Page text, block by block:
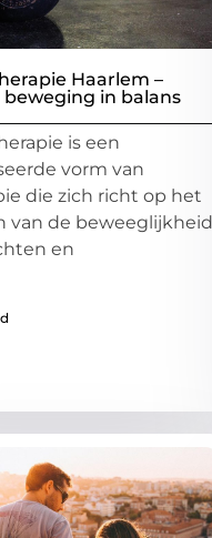
Haarlem –
beweging in balans
is een
vorm van
die zich richt op het
van de beweeglijkheid
en